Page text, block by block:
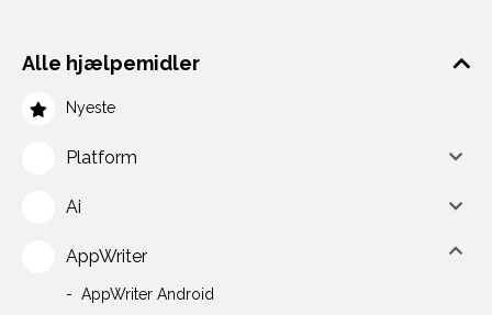
Alle hjælpemidler
Nyeste
Platform
Ai
AppWriter
AppWriter Android